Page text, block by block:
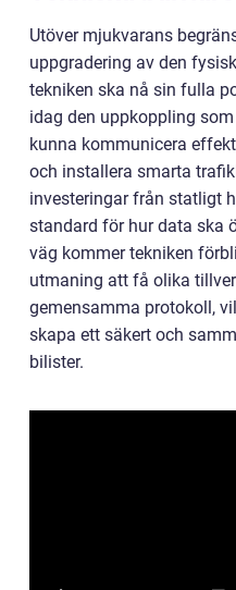
Utöver mjukvarans
uppgradering av den
tekniken ska nå sin fulla
idag den uppkoppling
kunna kommunicera
och installera smarta
investeringar från statligt
standard för hur data ska
väg kommer tekniken
utmaning att få olika
gemensamma protokoll,
skapa ett säkert och
bilister.